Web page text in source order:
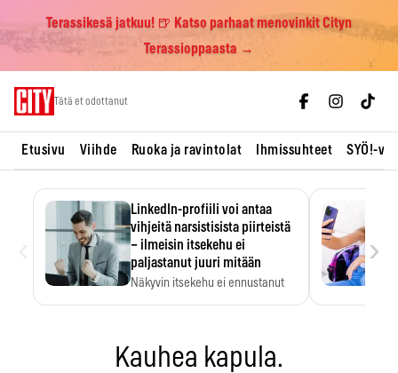
Terassikesä jatkuu! 🍺 Katso parhaat menovinkit Cityn
Terassioppaasta →
Tätä et odottanut
Etusivu Viihde Ruoka ja ravintolat Ihmissuhteet SYÖ!-
LinkedIn-profiili voi antaa
vihjeitä narsistisista piirteistä
– ilmeisin itsekehu ei
paljastanut juuri mitään
Näkyvin itsekehu ei ennustanut
›
Kauhea kapula.